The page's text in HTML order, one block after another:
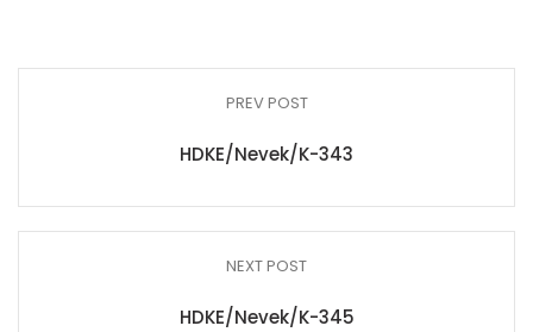
PREV POST
HDKE/Nevek/K-343
NEXT POST
HDKE/Nevek/K-345